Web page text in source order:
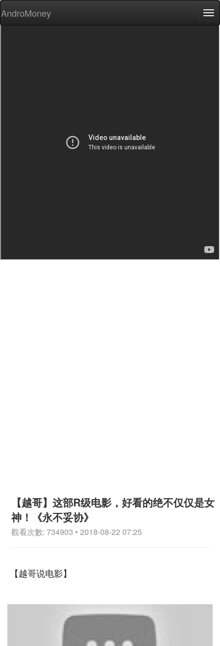
AndroMoney
【越哥】这部R级电影，好看的绝不仅仅是女
神！《永不妥协》
觀看次數: 734903 • 2018-08-22 07:25
【越哥说电影】